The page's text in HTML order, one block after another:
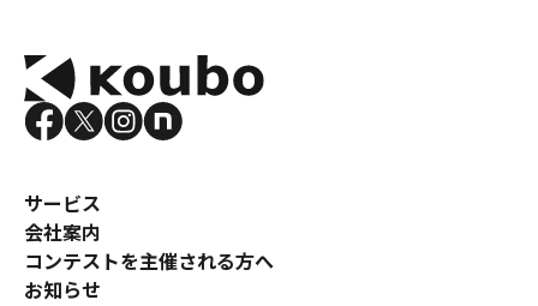
サービス
会社案内
コンテストを主催される方へ
お知らせ